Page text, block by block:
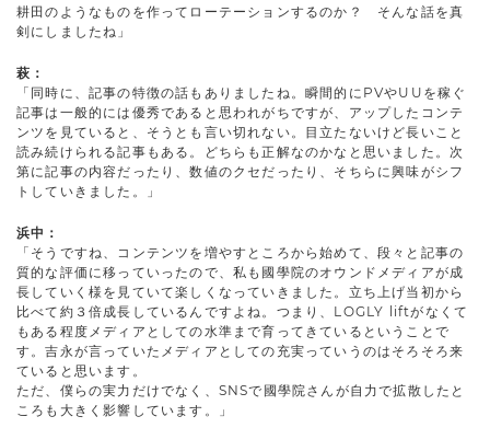
耕田のようなものを作ってローテーションするのか？ そんな話を真
剣にしましたね」
萩：
「同時に、記事の特徴の話もありましたね。瞬間的にPVやUUを稼ぐ
記事は一般的には優秀であると思われがちですが、アップしたコンテ
ンツを見ていると、そうとも言い切れない。目立たないけど長いこと
読み続けられる記事もある。どちらも正解なのかなと思いました。次
第に記事の内容だったり、数値のクセだったり、そちらに興味がシフ
トしていきました。」
浜中：
「そうですね、コンテンツを増やすところから始めて、段々と記事の
質的な評価に移っていったので、私も國學院のオウンドメディアが成
長していく様を見ていて楽しくなっていきました。立ち上げ当初から
比べて約３倍成長しているんですよね。つまり、LOGLY liftがなくて
もある程度メディアとしての水準まで育ってきているということで
す。吉永が言っていたメディアとしての充実っていうのはそろそろ来
ていると思います。
ただ、僕らの実力だけでなく、SNSで國學院さんが自力で拡散したと
ころも大きく影響しています。」